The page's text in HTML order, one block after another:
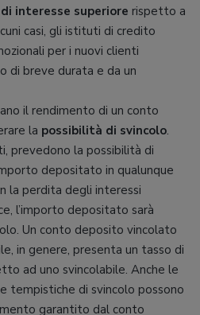
interesse superiore rispetto a
casi, gli istituti di credito
per i nuovi clienti
di breve durata e da un
il rendimento di un conto
la possibilità di svincolo.
prevedono la possibilità di
depositato in qualunque
la perdita degli interessi
l’importo depositato sarà
Un conto deposito vincolato
in genere, presenta un tasso di
ad uno svincolabile. Anche le
tempistiche di svincolo possono
garantito dal conto